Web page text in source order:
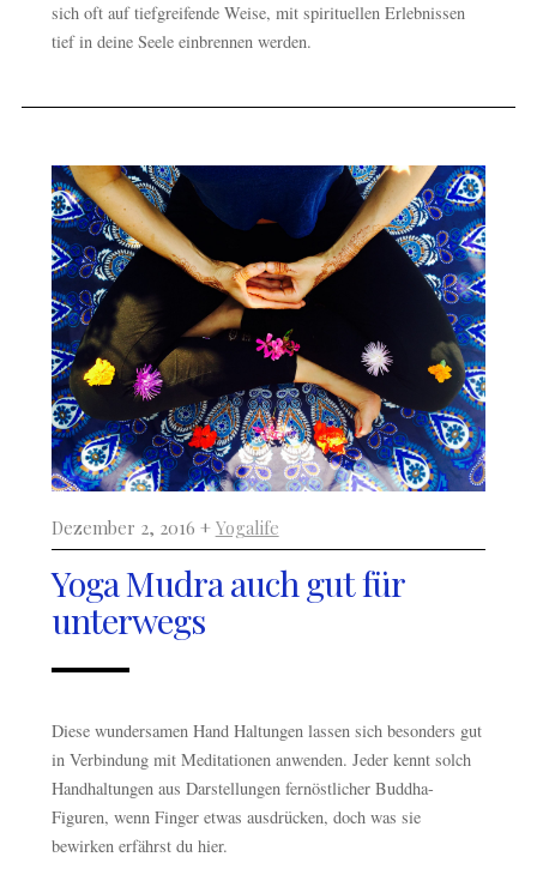
sich oft auf tiefgreifende Weise, mit spirituellen Erlebnissen
tief in deine Seele einbrennen werden.
Dezember 2, 2016 + Yogalife
Yoga Mudra auch gut für
unterwegs
Diese wundersamen Hand Haltungen lassen sich besonders gut
in Verbindung mit Meditationen anwenden. Jeder kennt solch
Handhaltungen aus Darstellungen fernöstlicher Buddha-
Figuren, wenn Finger etwas ausdrücken, doch was sie
bewirken erfährst du hier.